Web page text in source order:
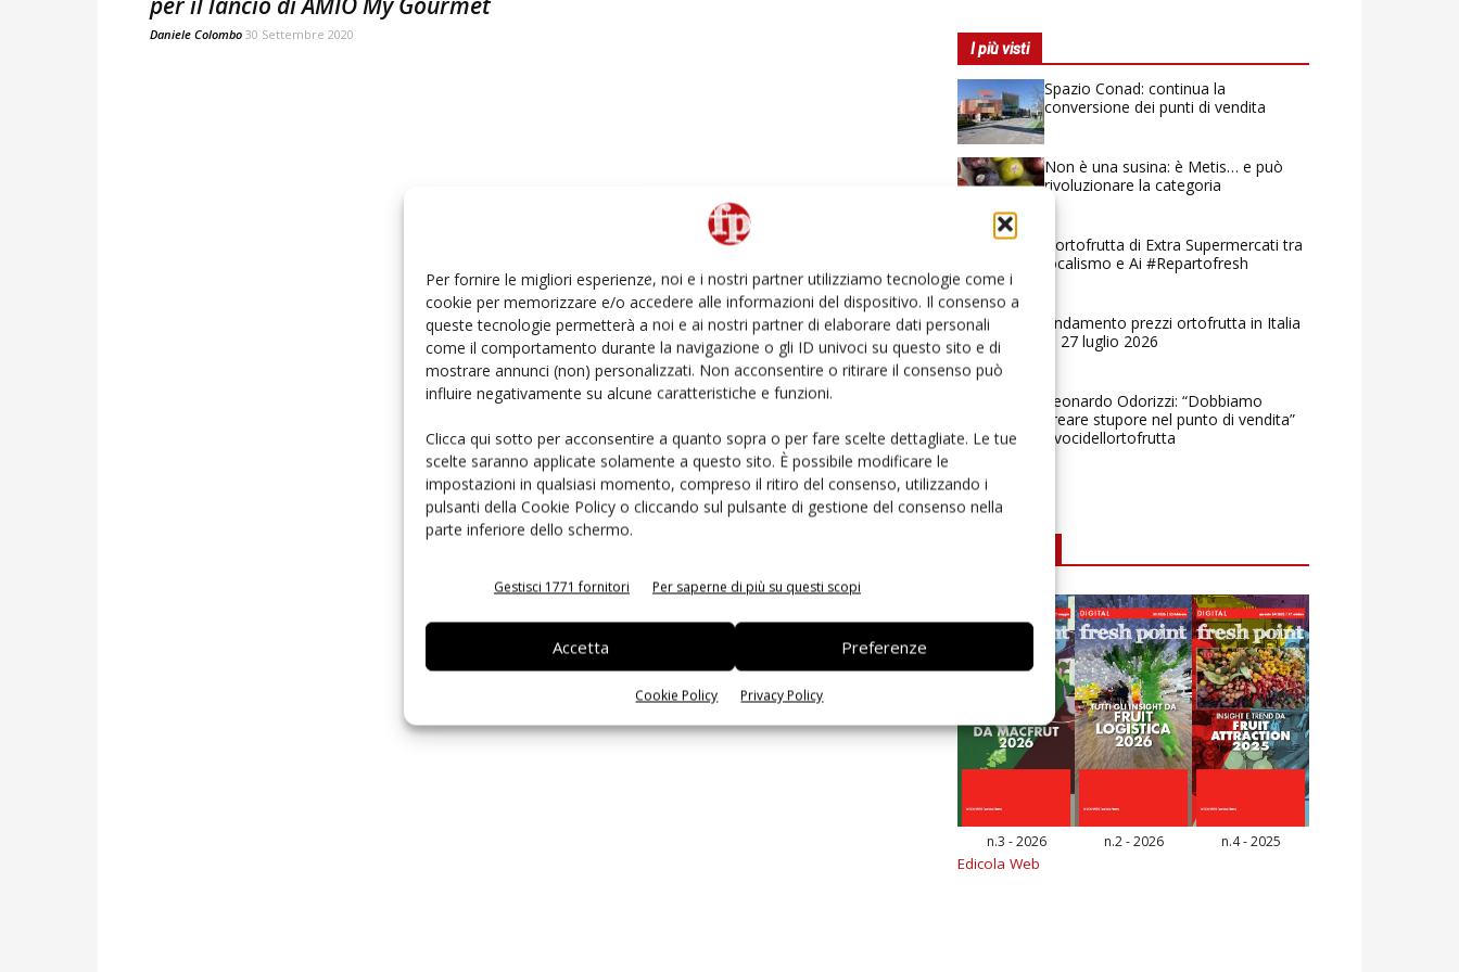
Per fornire le migliori esperienze, noi e i nostri partner utilizziamo tecnologie come i
cookie per memorizzare e/o accedere alle informazioni del dispositivo. Il consenso a
queste tecnologie permetterà a noi e ai nostri partner di elaborare dati personali
come il comportamento durante la navigazione o gli ID univoci su questo sito e di
mostrare annunci (non) personalizzati. Non acconsentire o ritirare il consenso può
influire negativamente su alcune caratteristiche e funzioni.
Clicca qui sotto per acconsentire a quanto sopra o per fare scelte dettagliate. Le tue
scelte saranno applicate solamente a questo sito. È possibile modificare le
impostazioni in qualsiasi momento, compreso il ritiro del consenso, utilizzando i
pulsanti della Cookie Policy o cliccando sul pulsante di gestione del consenso nella
parte inferiore dello schermo.
Gestisci 1771 fornitori Per saperne di più su questi scopi
Accetta Preferenze
Cookie Policy Privacy Policy
Daniele Colombo 30 Settembre 2020
I più visti
Spazio Conad: continua la
conversione dei punti di vendita
Non è una susina: è Metis… e può
rivoluzionare la categoria
L’ortofrutta di Extra Supermercati tra
localismo e Ai #Repartofresh
Andamento prezzi ortofrutta in Italia
al 27 luglio 2026
Leonardo Odorizzi: “Dobbiamo
creare stupore nel punto di vendita”
#vocidellortofrutta
n.3 - 2026 n.2 - 2026 n.4 - 2025
Edicola Web